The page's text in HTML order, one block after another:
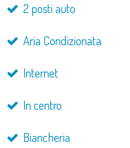
2 posti auto
Aria Condizionata
Internet
In centro
Biancheria